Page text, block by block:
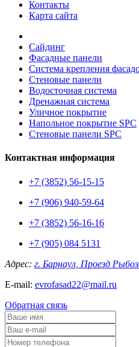
Контакты
Карта сайта
Сайдинг
Фасадные панели
Система крепления
Стеновые панели
Водосточная система
Дренажная система
Уличное покрытие
Напольное покрытие SPC
Стеновые панели SPC
Контактная информация
+7 (3852) 56-15-15
+7 (906) 940-59-64
+7 (3852) 56-16-16
+7 (905) 084 5131
Адрес: г. Барнаул, Проезд
E-mail: evrofasad22@mail.ru
Обратная связь